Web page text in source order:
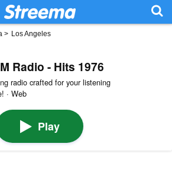
> Los Angeles
Radio - Hits 1976
radio crafted for your listening
· Web
Play